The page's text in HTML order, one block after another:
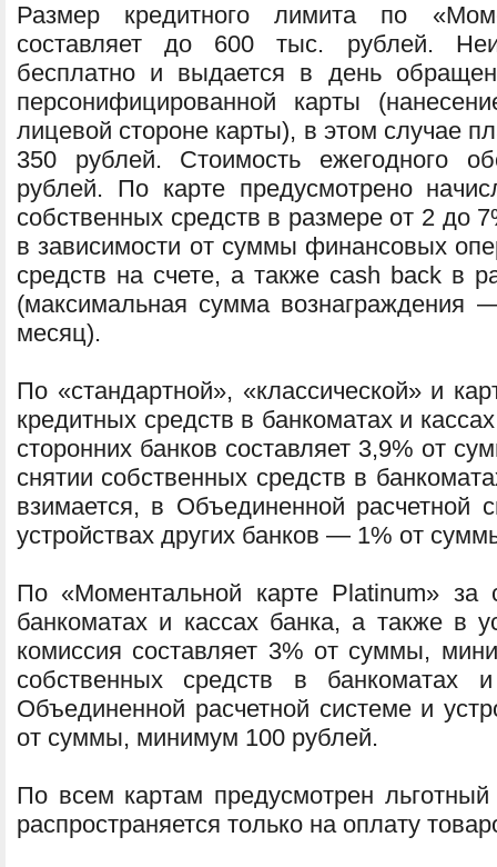
Размер кредитного лимита по
составляет до 600 тыс. рублей.
бесплатно и выдается в день
персонифицированной карты
лицевой стороне карты), в этом случае
350 рублей. Стоимость ежегодного
рублей. По карте предусмотрено
собственных средств в размере от 2 до
в зависимости от суммы финансовых
средств на счете, а также cash back в
(максимальная сумма
месяц).
По «стандартной», «классической» и
кредитных средств в банкоматах и
сторонних банков составляет 3,9% от
снятии собственных средств в
взимается, в Объединенной
устройствах других банков — 1% от
По «Моментальной карте Platinum» за
банкоматах и кассах банка, а также в
комиссия составляет 3% от суммы,
собственных средств в
Объединенной расчетной системе и
от суммы, минимум 100 рублей.
По всем картам предусмотрен
распространяется только на оплату